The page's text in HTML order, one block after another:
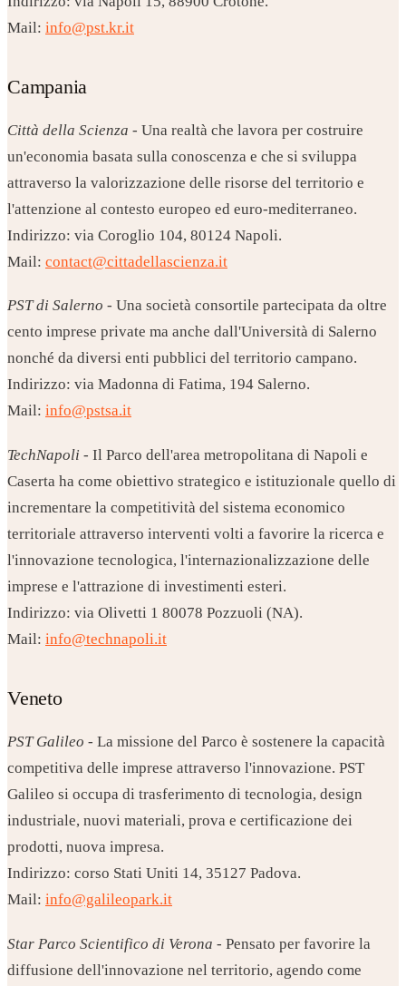
Mail: info@pst.kr.it
Campania
Città della Scienza - Una realtà che lavora per costruire
un'economia basata sulla conoscenza e che si sviluppa
attraverso la valorizzazione delle risorse del territorio e
l'attenzione al contesto europeo ed euro-mediterraneo.
Indirizzo: via Coroglio 104, 80124 Napoli.
Mail: contact@cittadellascienza.it
PST di Salerno - Una società consortile partecipata da oltre
cento imprese private ma anche dall'Università di Salerno
nonché da diversi enti pubblici del territorio campano.
Indirizzo: via Madonna di Fatima, 194 Salerno.
Mail: info@pstsa.it
TechNapoli - Il Parco dell'area metropolitana di Napoli e
Caserta ha come obiettivo strategico e istituzionale quello di
incrementare la competitività del sistema economico
territoriale attraverso interventi volti a favorire la ricerca e
l'innovazione tecnologica, l'internazionalizzazione delle
imprese e l'attrazione di investimenti esteri.
Indirizzo: via Olivetti 1 80078 Pozzuoli (NA).
Mail: info@technapoli.it
Veneto
PST Galileo - La missione del Parco è sostenere la capacità
competitiva delle imprese attraverso l'innovazione. PST
Galileo si occupa di trasferimento di tecnologia, design
industriale, nuovi materiali, prova e certificazione dei
prodotti, nuova impresa.
Indirizzo: corso Stati Uniti 14, 35127 Padova.
Mail: info@galileopark.it
Star Parco Scientifico di Verona - Pensato per favorire la
diffusione dell'innovazione nel territorio, agendo come